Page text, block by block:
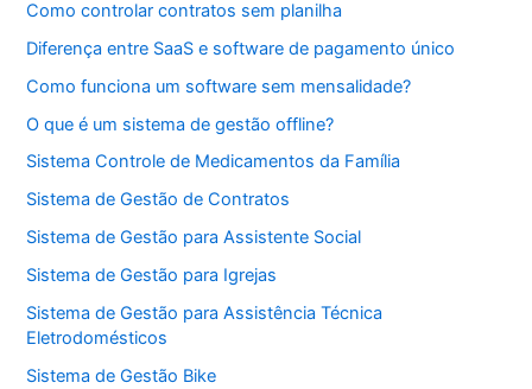
Como controlar contratos sem planilha
Diferença entre SaaS e software de pagamento único
Como funciona um software sem mensalidade?
O que é um sistema de gestão offline?
Sistema Controle de Medicamentos da Família
Sistema de Gestão de Contratos
Sistema de Gestão para Assistente Social
Sistema de Gestão para Igrejas
Sistema de Gestão para Assistência Técnica
Eletrodomésticos
Sistema de Gestão Bike